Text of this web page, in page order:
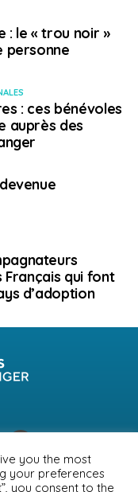
: le « trou noir »
personne
: ces bénévoles
auprès des
Français qui font
d’adoption
MENTIONS LÉGALES
you the most
your preferences
you consent to the